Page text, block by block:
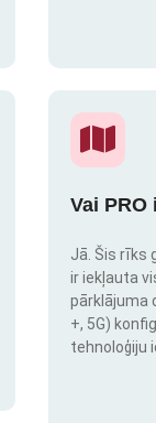
Vai
Jā. Šis rīks
ir iekļauta
pārklājuma
+, 5G)
tehnoloģiju